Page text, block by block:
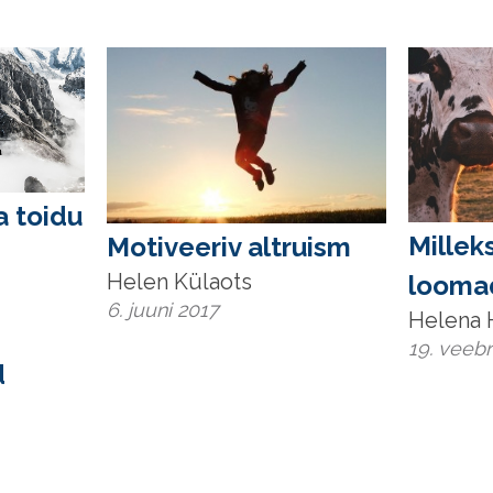
toidu
Motiveeriv altruism
Helen Külaots
6. juuni 2017 Helena
19.